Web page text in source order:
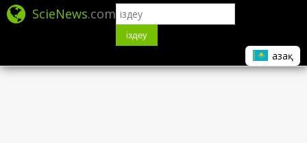
ScieNews.com
іздеу
Қазақ